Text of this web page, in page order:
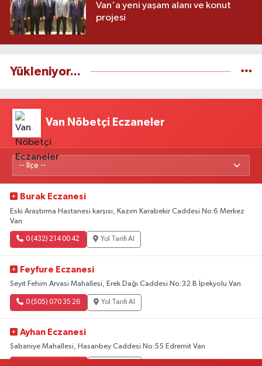
Van'a yeni yaşam alanı ve konut
projesi
Yükleniyor...
Van Nöbetçi Eczaneler
Burak Eczanesi
Eski Araştırma Hastanesi karşısı, Kazım Karabekir Caddesi No:6 Merkez
Van
0 (432) 214 00 42 Yol Tarifi Al
Feyfure Eczanesi
Seyit Fehim Arvasi Mahallesi, Erek Dağı Caddesi No:32 B İpekyolu Van
0 (505) 070 35 26 Yol Tarifi Al
Ayhan Eczanesi
Şabaniye Mahallesi, Hasanbey Caddesi No:55 Edremit Van